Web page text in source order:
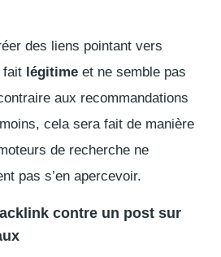
des liens pointant vers
fait légitime et ne semble pas
aux recommandations
cela sera fait de manière
de recherche ne
pas s’en apercevoir.
contre un post sur